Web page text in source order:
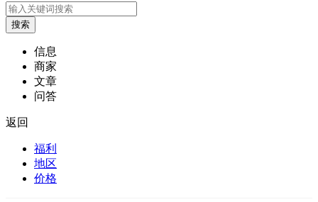
信息
商家
文章
问答
返回
福利
地区
价格